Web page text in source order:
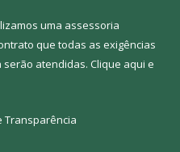
uma assessoria
que todas as exigências
atendidas. Clique aqui e
Transparência